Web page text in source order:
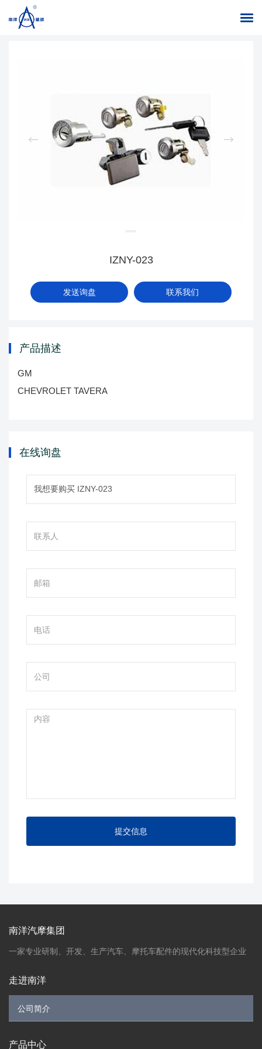
首页/产品中心 返回列表
IZNY-023
发送询盘 联系我们
产品描述
GM
CHEVROLET TAVERA
在线询盘
南洋汽摩集团
一家专业研制、开发、生产汽车、摩托车配件的现代化科技型企业
走进南洋
产品中心